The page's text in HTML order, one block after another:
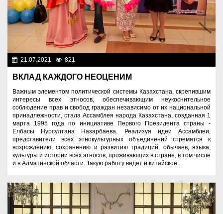
21.07.2021 821
ВКЛАД КАЖДОГО НЕОЦЕНИМ
Важным элементом политической системы Казахстана, скрепившим
интересы всех этносов, обеспечивающим неукоснительное
соблюдение прав и свобод граждан независимо от их национальной
принадлежности, стала Ассамблея народа Казахстана, созданная 1
марта 1995 года по инициативе Первого Президента страны -
Елбасы Нурсултана Назарбаева. Реализуя идеи Ассамблеи,
представители всех этнокультурных объединений стремятся к
возрождению, сохранению и развитию традиций, обычаев, языка,
культуры и истории всех этносов, проживающих в стране, в том числе
и в Алматинской области. Такую работу ведет и китайское...